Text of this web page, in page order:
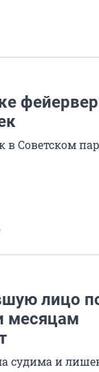
Советском
лицо
месяцам
судима и